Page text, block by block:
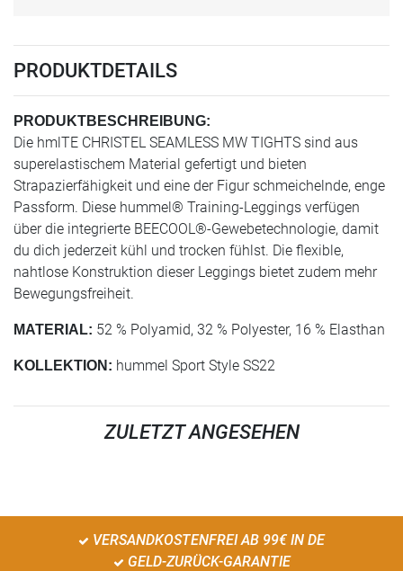
PRODUKTDETAILS
PRODUKTBESCHREIBUNG:
Die hmlTE CHRISTEL SEAMLESS MW TIGHTS sind aus
superelastischem Material gefertigt und bieten
Strapazierfähigkeit und eine der Figur schmeichelnde, enge
Passform. Diese hummel® Training-Leggings verfügen
über die integrierte BEECOOL®-Gewebetechnologie, damit
du dich jederzeit kühl und trocken fühlst. Die flexible,
nahtlose Konstruktion dieser Leggings bietet zudem mehr
Bewegungsfreiheit.
MATERIAL: 52 % Polyamid, 32 % Polyester, 16 % Elasthan
KOLLEKTION: hummel Sport Style SS22
ZULETZT ANGESEHEN
VERSANDKOSTENFREI AB 99€ IN DE
GELD-ZURÜCK-GARANTIE